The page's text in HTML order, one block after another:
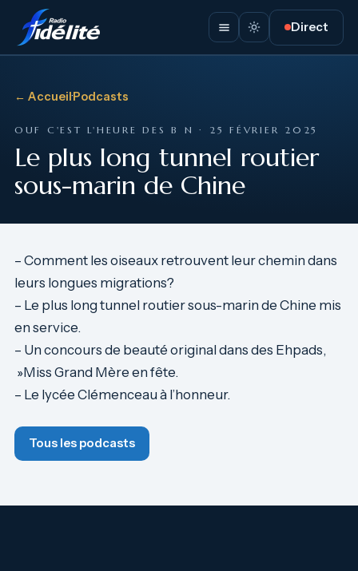
Direct
← Accueil·Podcasts
OUF C'EST L'HEURE DES B N · 25 FÉVRIER 2025
Le plus long tunnel routier
sous-marin de Chine
– Comment les oiseaux retrouvent leur chemin dans
leurs longues migrations?
– Le plus long tunnel routier sous-marin de Chine mis
en service.
– Un concours de beauté original dans des Ehpads,
»Miss Grand Mère en fête.
– Le lycée Clémenceau à l’honneur.
Tous les podcasts